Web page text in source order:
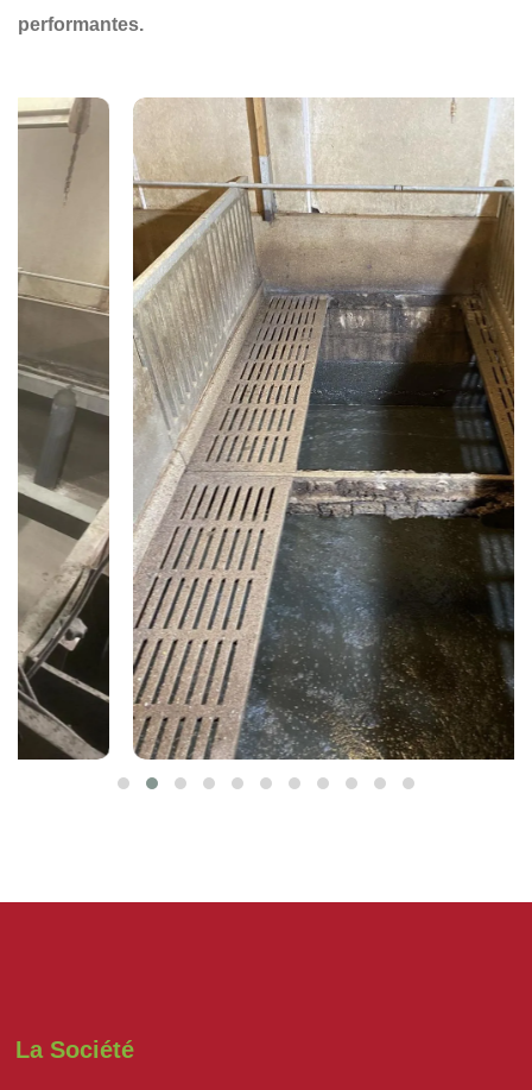
performantes.
La Société